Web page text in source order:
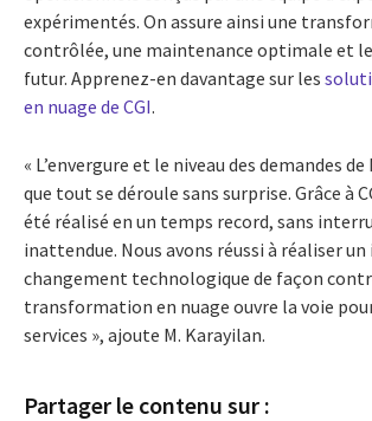
expérimentés. On assure ainsi une
contrôlée, une maintenance optimale et
futur. Apprenez-en davantage sur les
en nuage de CGI.
« L’envergure et le niveau des demandes
que tout se déroule sans surprise. Grâce à
été réalisé en un temps record, sans
inattendue. Nous avons réussi à réaliser
changement technologique de façon
transformation en nuage ouvre la voie
services », ajoute M. Karayilan.
Partager le contenu sur :